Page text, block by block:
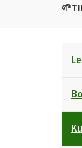
🌱
P
K
g